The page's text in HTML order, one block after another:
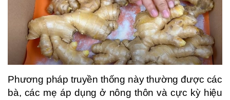
Phương pháp truyền thống này thường được các
bà, các mẹ áp dụng ở nông thôn và cực kỳ hiệu